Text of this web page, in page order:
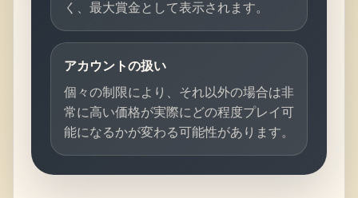
く、最大賞金として表示されます。
アカウントの扱い
個々の制限により、それ以外の場合は非
常に高い価格が実際にどの程度プレイ可
能になるかが変わる可能性があります。